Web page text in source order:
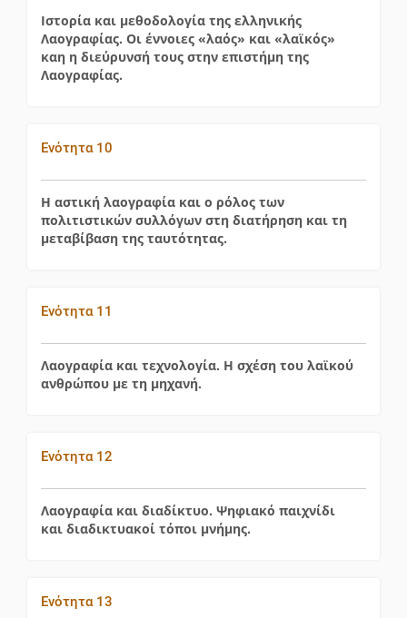
Ιστορία και μεθοδολογία της ελληνικής
Λαογραφίας. Οι έννοιες «λαός» και «λαϊκός»
καη η διεύρυνσή τους στην επιστήμη της
Λαογραφίας.
Ενότητα 10
Η αστική λαογραφία και ο ρόλος των
πολιτιστικών συλλόγων στη διατήρηση και τη
μεταβίβαση της ταυτότητας.
Ενότητα 11
Λαογραφία και τεχνολογία. Η σχέση του λαϊκού
ανθρώπου με τη μηχανή.
Ενότητα 12
Λαογραφία και διαδίκτυο. Ψηφιακό παιχνίδι
και διαδικτυακοί τόποι μνήμης.
Ενότητα 13